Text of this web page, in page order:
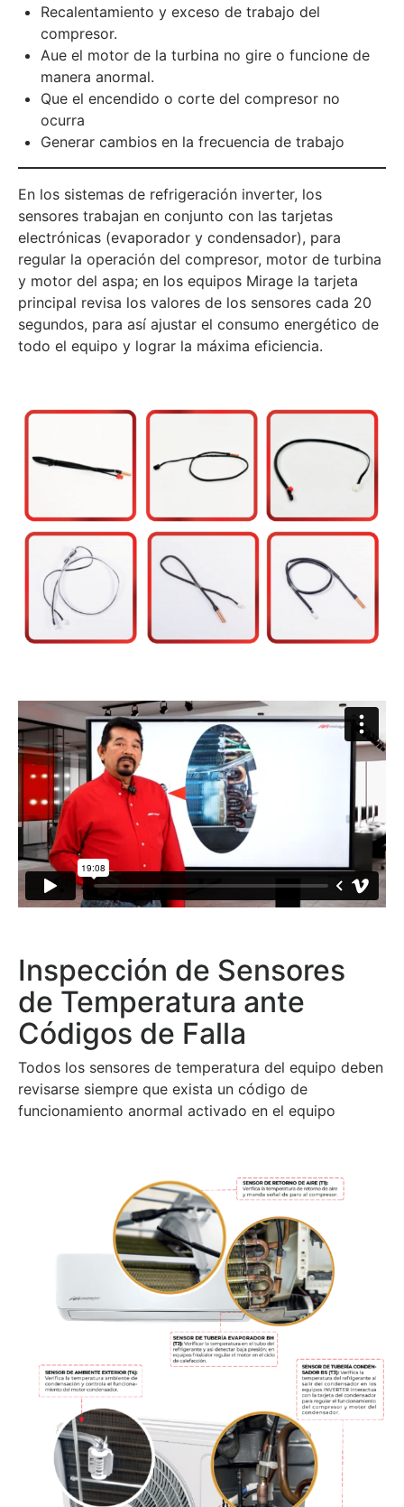
Recalentamiento y exceso de trabajo del
compresor.
Aue el motor de la turbina no gire o funcione de
manera anormal.
Que el encendido o corte del compresor no
ocurra
Generar cambios en la frecuencia de trabajo
En los sistemas de refrigeración inverter, los
sensores trabajan en conjunto con las tarjetas
electrónicas (evaporador y condensador), para
regular la operación del compresor, motor de turbina
y motor del aspa; en los equipos Mirage la tarjeta
principal revisa los valores de los sensores cada 20
segundos, para así ajustar el consumo energético de
todo el equipo y lograr la máxima eficiencia.
Inspección de Sensores
de Temperatura ante
Códigos de Falla
Todos los sensores de temperatura del equipo deben
revisarse siempre que exista un código de
funcionamiento anormal activado en el equipo